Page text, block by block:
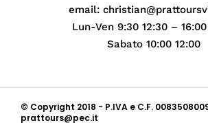
email:
Lun-Ven 9:30 12:30 –
Sabato 10:00 12:00
© Copyright 2018 - P.IVA e C.F.
prattours@pec.it